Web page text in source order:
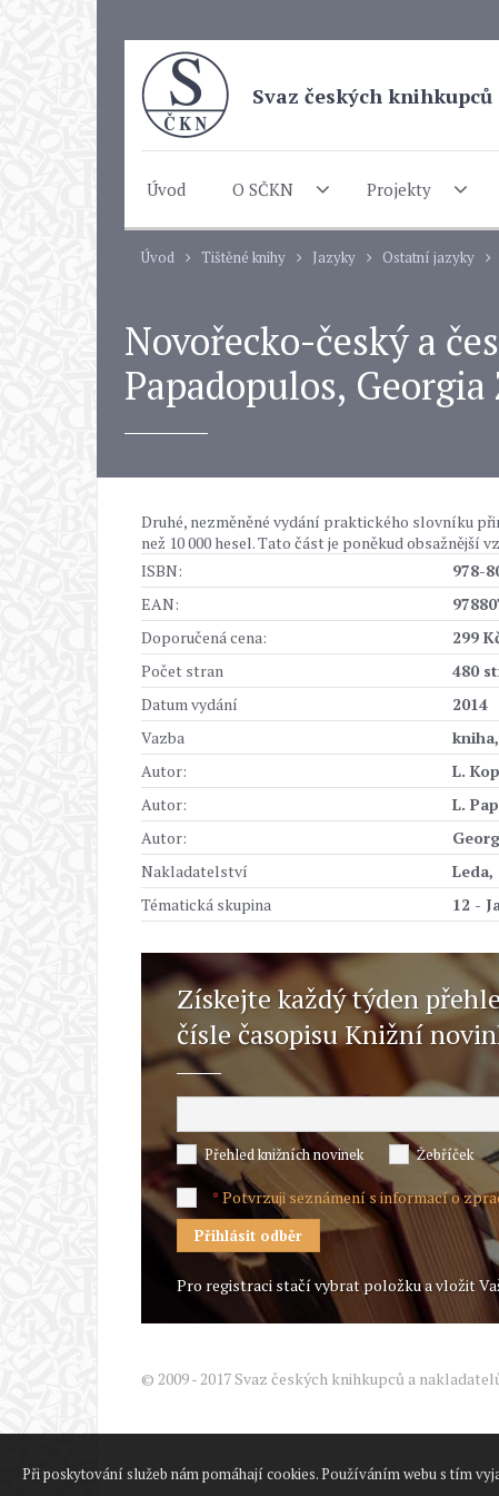
Svaz českých
Úvod O SČKN Projekty
Úvod Tištěné knihy Jazyky Ostatní jazyky
Novořecko-český a
Papadopulos, Georgia
Druhé, nezměněné vydání praktického slovníku
než 10 000 hesel. Tato část je poněkud
ISBN:
978-
EAN:
Doporučená cena:
299
Počet stran
480
Datum vydání
2014
Vazba
Autor:
L.
Autor:
L.
Autor:
Nakladatelství
Leda,
Tématická skupina
12 -
Získejte každý týden
čísle časopisu Knižní
Přehled knižních novinek Žebříček
*Potvrzuji seznámení s informací o
Pro registraci stačí vybrat položku a vložit
© 2009 - 2017 Svaz českých knihkupců a
Při poskytování služeb nám pomáhají cookies. Používáním webu s tím